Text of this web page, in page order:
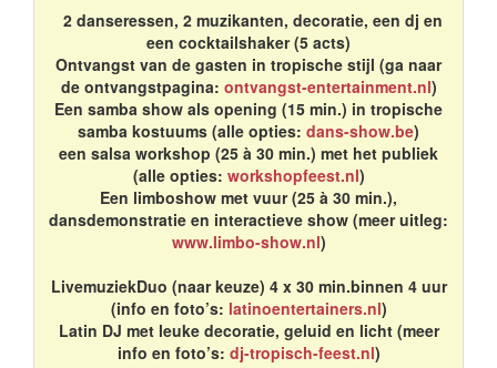
2 danseressen, 2 muzikanten, decoratie, een dj en
een cocktailshaker (5 acts)
Ontvangst van de gasten in tropische stijl (ga naar
de ontvangstpagina: ontvangst-entertainment.nl)
Een samba show als opening (15 min.) in tropische
samba kostuums (alle opties: dans-show.be)
een salsa workshop (25 à 30 min.) met het publiek
(alle opties: workshopfeest.nl)
Een limboshow met vuur (25 à 30 min.),
dansdemonstratie en interactieve show (meer uitleg:
www.limbo-show.nl)
LivemuziekDuo (naar keuze) 4 x 30 min.binnen 4 uur
(info en foto’s: latinoentertainers.nl)
Latin DJ met leuke decoratie, geluid en licht (meer
info en foto’s: dj-tropisch-feest.nl)